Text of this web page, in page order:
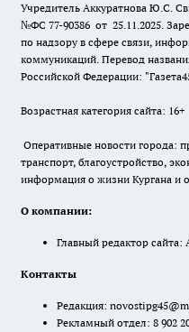
Учредитель Аккуратнова Ю.С.
№ФС 77-90386 от 25.11.2025.
по надзору в сфере связи,
коммуникаций. Перевод
Российской Федерации:
Возрастная категория сайта: 16+
Оперативные новости города:
транспорт, благоустройство,
информация о жизни Кургана и
О компании:
Главный редактор
Контакты
Редакция:
Рекламный отдел: 8 902